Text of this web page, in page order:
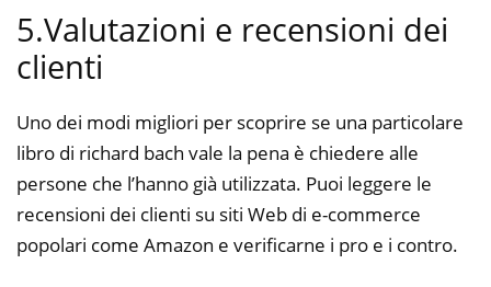
5.Valutazioni e recensioni dei
clienti
Uno dei modi migliori per scoprire se una particolare
libro di richard bach vale la pena è chiedere alle
persone che l’hanno già utilizzata. Puoi leggere le
recensioni dei clienti su siti Web di e-commerce
popolari come Amazon e verificarne i pro e i contro.